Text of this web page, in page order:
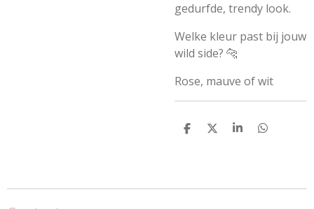
gedurfde, trendy look.
Welke kleur past bij jouw
wild side? 🐆
Rose, mauve of wit
D
D
S
D